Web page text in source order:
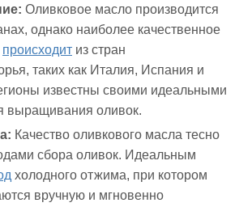
Оливковое масло производится
однако наиболее качественное
происходит из стран
таких как Италия, Испания и
известны своими идеальными
выращивания оливок.
Качество оливкового масла тесно
сбора оливок. Идеальным
холодного отжима, при котором
вручную и мгновенно